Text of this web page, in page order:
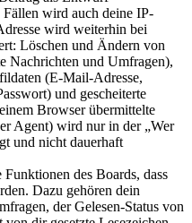
Fällen wird auch deine IP-
wird weiterhin bei
Löschen und Ändern von
Nachrichten und Umfragen),
(E-Mail-Adresse,
und gescheiterte
Browser übermittelte
Agent) wird nur in der „Wer
und nicht dauerhaft
des Boards, dass
Dazu gehören dein
der Gelesen-Status von